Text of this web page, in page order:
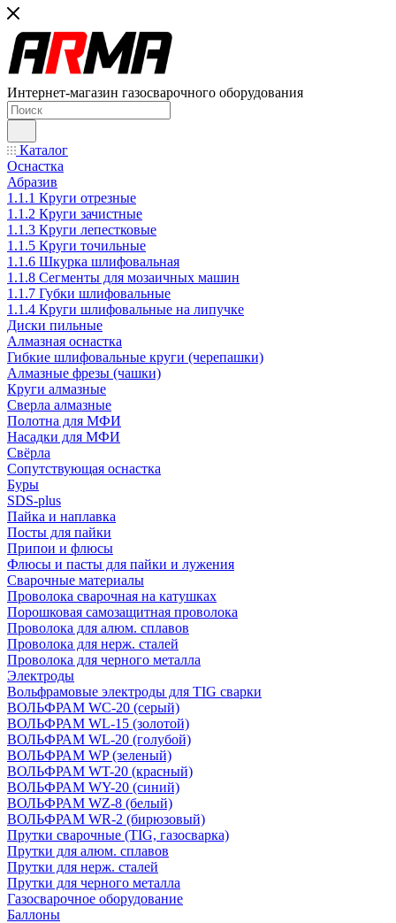
Интернет-магазин газосварочного оборудования
Каталог
Оснастка
Абразив
1.1.1 Круги отрезные
1.1.2 Круги зачистные
1.1.3 Круги лепестковые
1.1.5 Круги точильные
1.1.6 Шкурка шлифовальная
1.1.8 Сегменты для мозаичных машин
1.1.7 Губки шлифовальные
1.1.4 Круги шлифовальные на липучке
Диски пильные
Алмазная оснастка
Гибкие шлифовальные круги (черепашки)
Алмазные фрезы (чашки)
Круги алмазные
Сверла алмазные
Полотна для МФИ
Насадки для МФИ
Свёрла
Сопутствующая оснастка
Буры
SDS-plus
Пайка и наплавка
Посты для пайки
Припои и флюсы
Флюсы и пасты для пайки и лужения
Сварочные материалы
Проволока сварочная на катушках
Порошковая самозащитная проволока
Проволока для алюм. сплавов
Проволока для нерж. сталей
Проволока для черного металла
Электроды
Вольфрамовые электроды для TIG сварки
ВОЛЬФРАМ WC-20 (серый)
ВОЛЬФРАМ WL-15 (золотой)
ВОЛЬФРАМ WL-20 (голубой)
ВОЛЬФРАМ WP (зеленый)
ВОЛЬФРАМ WT-20 (красный)
ВОЛЬФРАМ WY-20 (синий)
ВОЛЬФРАМ WZ-8 (белый)
ВОЛЬФРАМ WR-2 (бирюзовый)
Прутки сварочные (TIG, газосварка)
Прутки для алюм. сплавов
Прутки для нерж. сталей
Прутки для черного металла
Газосварочное оборудование
Баллоны